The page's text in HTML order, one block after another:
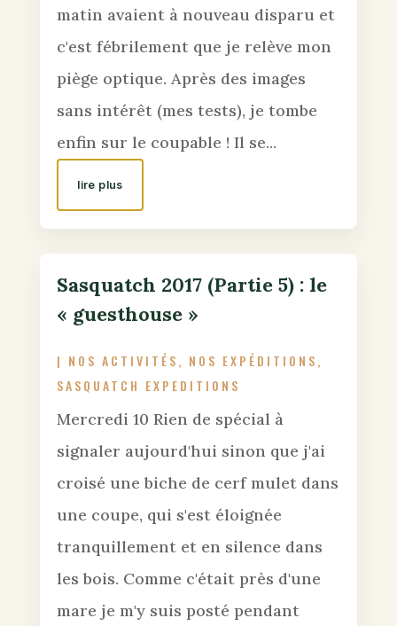
matin avaient à nouveau disparu et
c'est fébrilement que je relève mon
piège optique. Après des images
sans intérêt (mes tests), je tombe
enfin sur le coupable ! Il se...
lire plus
Sasquatch 2017 (Partie 5) : le
« guesthouse »
| NOS ACTIVITÉS, NOS EXPÉDITIONS,
SASQUATCH EXPEDITIONS
Mercredi 10 Rien de spécial à
signaler aujourd'hui sinon que j'ai
croisé une biche de cerf mulet dans
une coupe, qui s'est éloignée
tranquillement et en silence dans
les bois. Comme c'était près d'une
mare je m'y suis posté pendant